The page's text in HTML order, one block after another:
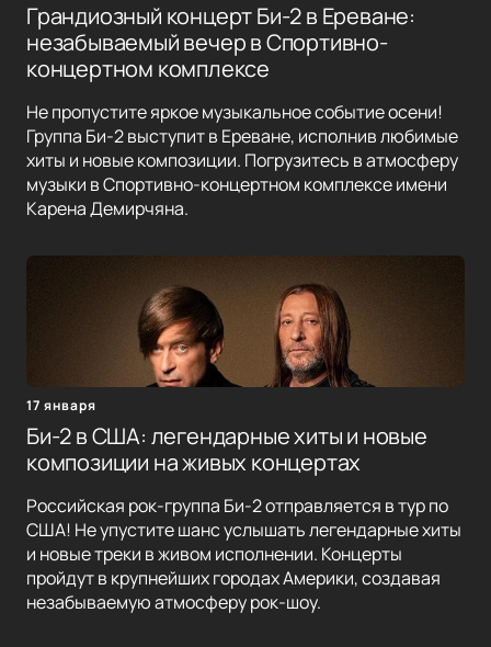
Грандиозный концерт Би-2 в Ереване:
незабываемый вечер в Спортивно-
концертном комплексе
Не пропустите яркое музыкальное событие осени!
Группа Би-2 выступит в Ереване, исполнив любимые
хиты и новые композиции. Погрузитесь в атмосферу
музыки в Спортивно-концертном комплексе имени
Карена Демирчяна.
17 января
Би-2 в США: легендарные хиты и новые
композиции на живых концертах
Российская рок-группа Би-2 отправляется в тур по
США! Не упустите шанс услышать легендарные хиты
и новые треки в живом исполнении. Концерты
пройдут в крупнейших городах Америки, создавая
незабываемую атмосферу рок-шоу.